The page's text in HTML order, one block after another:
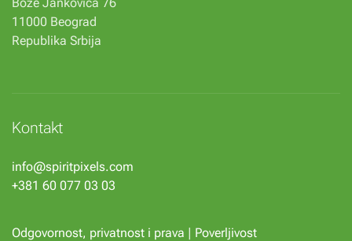
11000 Beograd
Republika Srbija
Kontakt
info@spiritpixels.com
+381 60 077 03 03
Odgovornost, privatnost i prava | Poverljivost